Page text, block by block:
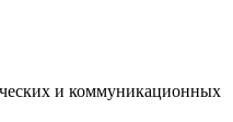
и коммуникационных